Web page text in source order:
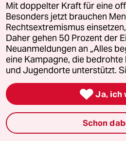
mein Kommentar zur
zu W.s Matratzenbrand
Kreuzfeuer statt
Was um
dem halbwegs
bitte der Yellow Press
dessen Herrn W. noch
ins Kreuzfeuer von
investigativen
BER und seinen
Mit doppelter Kraft für eine
Besonders jetzt brauchen
Rechtsextremismus
Daher gehen 50 Prozent der
Neuanmeldungen an „Alles
eine Kampagne, die bedrohte
und Jugendorte unterstützt.
 Ja, ich
Schon